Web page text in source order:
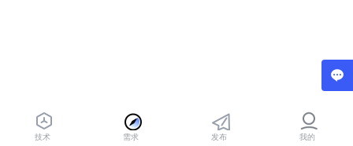
技术 需求 发布 我的